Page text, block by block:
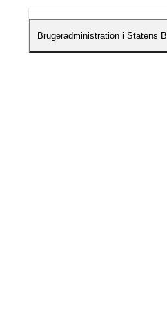
Brugeradministration i Statens